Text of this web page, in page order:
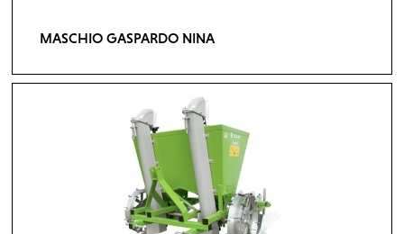
MASCHIO GASPARDO NINA